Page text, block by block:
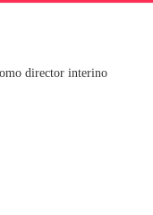
director interino